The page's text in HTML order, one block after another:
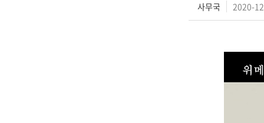
사무국 2020-